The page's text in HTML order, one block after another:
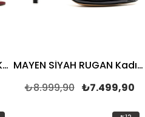
BANE KIRMIZI HAKİKİ DERİ Kadın TOPUKLU TERLİK
MAYEN SİYAH RUGAN Kadın TOPUKLU SANDALET
₺7.499,90
₺8.999,90